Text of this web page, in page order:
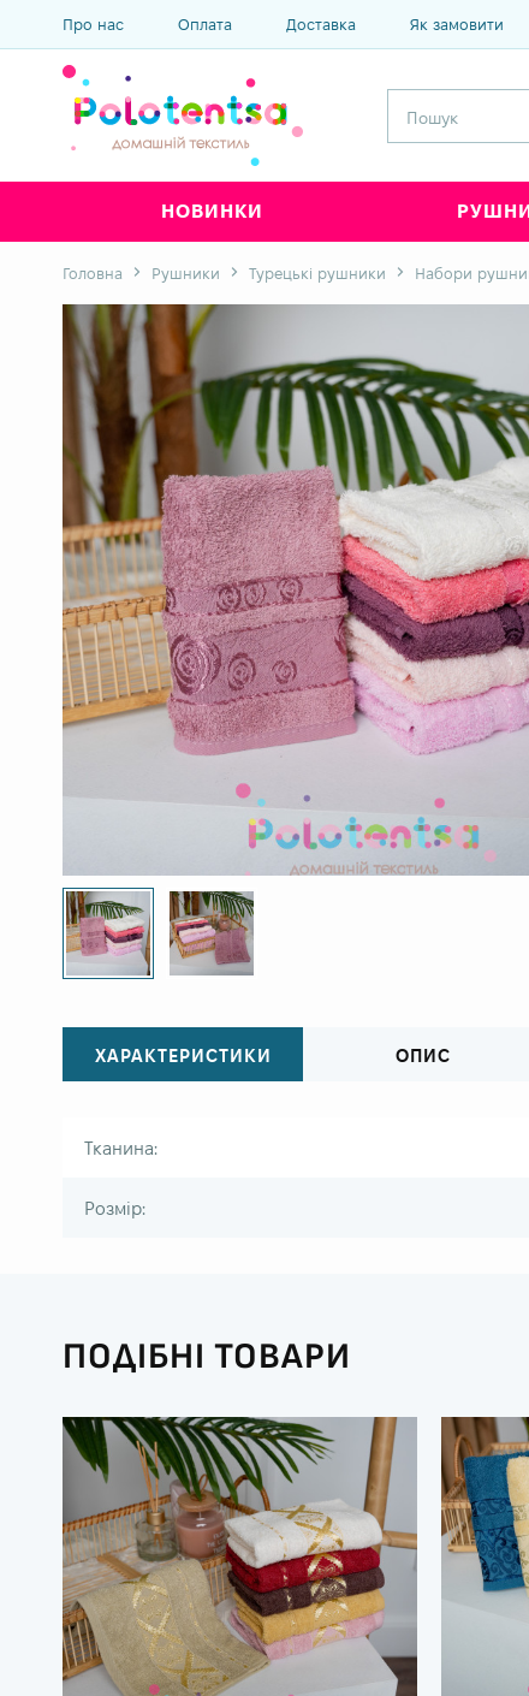
Про нас Оплата Доставка Як замовити
НОВИНКИ
Головна Рушники Турецькі рушники Набори
ХАРАКТЕРИСТИКИ ОПИС
Тканина:
Розмір:
ПОДІБНІ ТОВАРИ